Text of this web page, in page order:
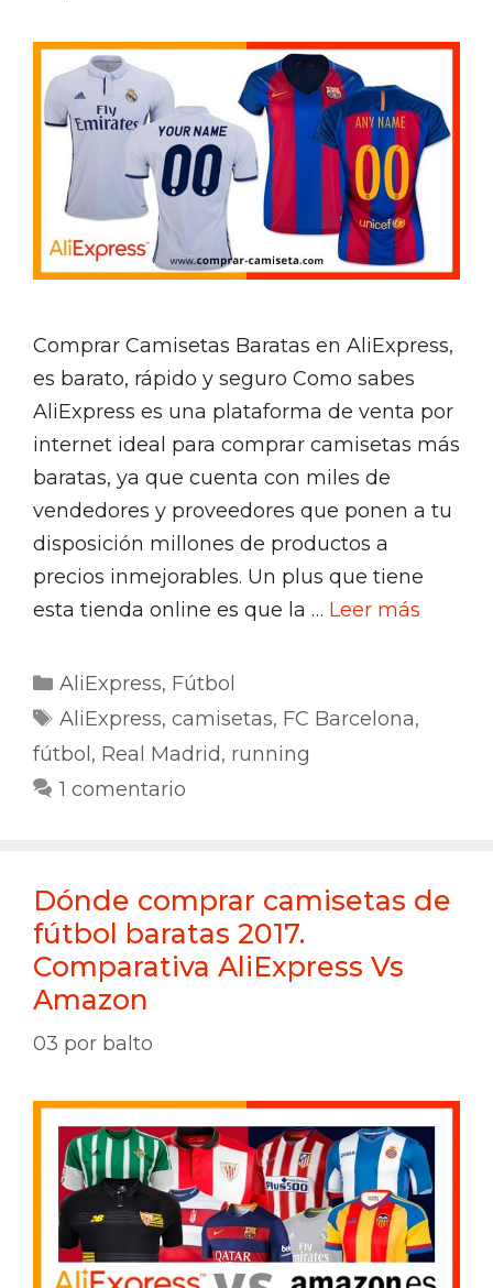
Comprar Camisetas Baratas en AliExpress,
es barato, rápido y seguro Como sabes
AliExpress es una plataforma de venta por
internet ideal para comprar camisetas más
baratas, ya que cuenta con miles de
vendedores y proveedores que ponen a tu
disposición millones de productos a
precios inmejorables. Un plus que tiene
esta tienda online es que la … Leer más
Categorías
AliExpress, Fútbol
Etiquetas
AliExpress, camisetas, FC Barcelona,
fútbol , Real Madrid, running
1 comentario
Dónde comprar camisetas de
fútbol baratas 2017.
Comparativa AliExpress Vs
Amazon
03 por balto